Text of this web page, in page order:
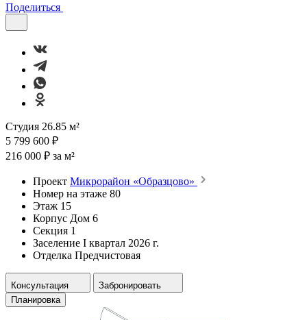
Поделиться
Студия 26.85 м²
5 799 600 ₽
216 000 ₽ за м²
Проект Микрорайон «Образцово»
Номер на этаже 80
Этаж 15
Корпус Дом 6
Секция 1
Заселение I квартал 2026 г.
Отделка Предчистовая
Консультация
Забронировать
Планировка